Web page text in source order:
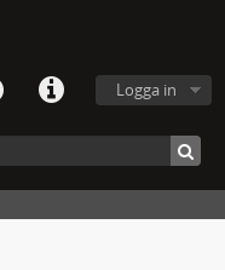
Logga in